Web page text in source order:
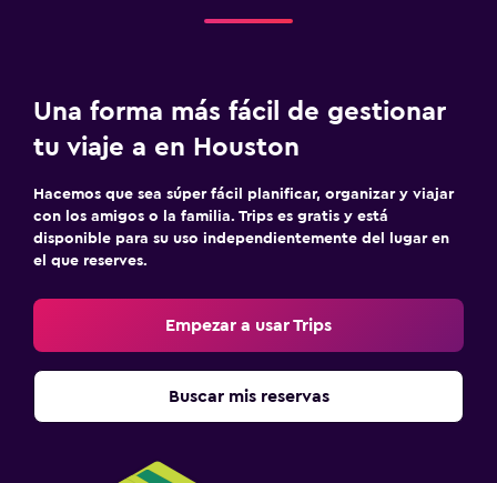
Una forma más fácil de gestionar
tu viaje a en Houston
Hacemos que sea súper fácil planificar, organizar y viajar
con los amigos o la familia. Trips es gratis y está
disponible para su uso independientemente del lugar en
el que reserves.
Empezar a usar Trips
Buscar mis reservas